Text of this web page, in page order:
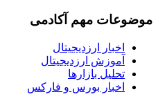
موضوعات مهم آکادمی
اخبار ارزدیجیتال
آموزش ارزدیجیتال
تحلیل بازارها
اخبار بورس و فارکس